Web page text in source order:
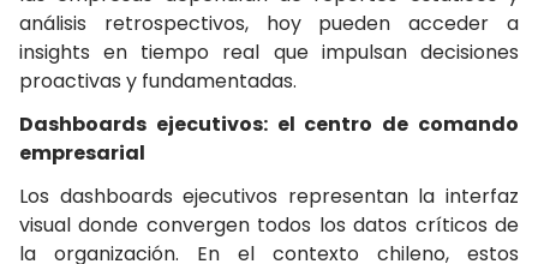
análisis retrospectivos, hoy pueden acceder a
insights en tiempo real que impulsan decisiones
proactivas y fundamentadas.
Dashboards ejecutivos: el centro de comando
empresarial
Los dashboards ejecutivos representan la interfaz
visual donde convergen todos los datos críticos de
la organización. En el contexto chileno, estos